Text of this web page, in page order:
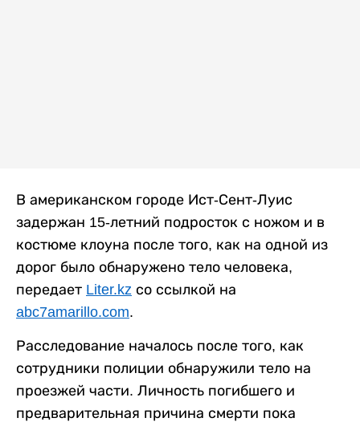
В американском городе Ист-Сент-Луис
задержан 15-летний подросток с ножом и в
костюме клоуна после того, как на одной из
дорог было обнаружено тело человека,
передает Liter.kz со ссылкой на
abc7amarillo.com.
Расследование началось после того, как
сотрудники полиции обнаружили тело на
проезжей части. Личность погибшего и
предварительная причина смерти пока